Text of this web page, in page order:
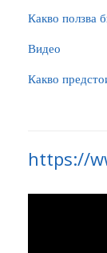
Какво ползва
Видео
Какво
https://